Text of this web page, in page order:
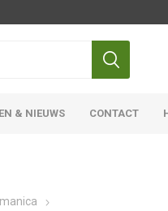
& NIEUWS CONTACT